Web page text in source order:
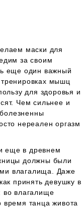
маски для
за своим
еще один важный
мышц
для здоровья и
Чем сильнее и
нереален оргазм
еще в древнем
должны были
влагалища. Даже
принять девушку в
во влагалище
время танца живота